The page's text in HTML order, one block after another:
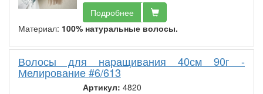
Подробнее
Материал: 100% натуральные волосы.
Волосы для наращивания 40см 90г -
Мелирование #6/613
Артикул: 4820